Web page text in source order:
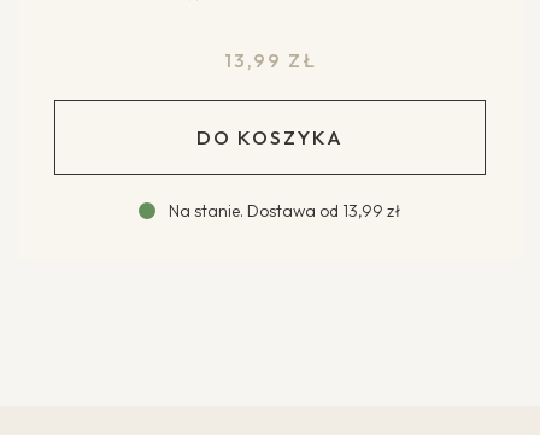
13,99 ZŁ
DO KOSZYKA
Na stanie. Dostawa od 13,99 zł